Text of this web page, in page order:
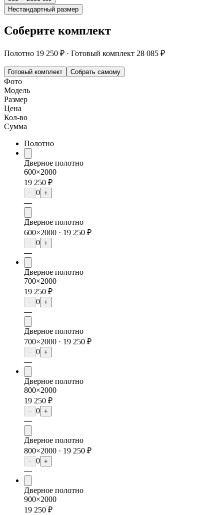
Нестандартный размер
Соберите комплект
Полотно 19 250 ₽ · Готовый комплект 28 085 ₽
Готовый комплект Собрать самому
Фото
Модель
Размер
Цена
Кол-во
Сумма
Полотно
Дверное полотно
600×2000
19 250 ₽
− 0 +
—
Дверное полотно
600×2000 · 19 250 ₽
− 0 +
—
Дверное полотно
700×2000
19 250 ₽
− 0 +
—
Дверное полотно
700×2000 · 19 250 ₽
− 0 +
—
Дверное полотно
800×2000
19 250 ₽
− 0 +
—
Дверное полотно
800×2000 · 19 250 ₽
− 0 +
—
Дверное полотно
900×2000
19 250 ₽